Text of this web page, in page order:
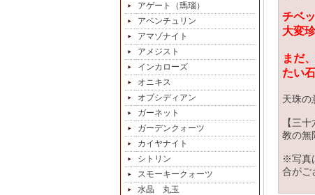
アゲート（瑪瑙）
アベンチュリン
アマゾナイト
アメジスト
インカローズ
オニキス
オブシディアン
ガーネット
ガーデンクォーツ
カイヤナイト
シトリン
スモーキークォーツ
水晶 丸玉
チベ
大変
まだ
たい
天珠の
【三
教の無
※写真
合がご